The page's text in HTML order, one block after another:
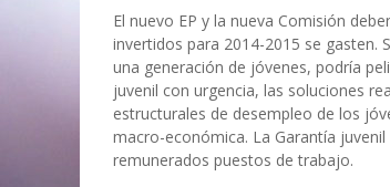
El nuevo EP y la nueva Comisión
invertidos para 2014-2015 se gasten.
una generación de jóvenes, podría
juvenil con urgencia, las soluciones
estructurales de desempleo de los
macro-económica. La Garantía
remunerados puestos de trabajo.